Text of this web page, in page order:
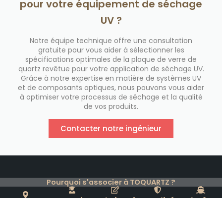
pour votre équipement de séchage
UV ?
Notre équipe technique offre une consultation
gratuite pour vous aider à sélectionner les
spécifications optimales de la plaque de verre de
quartz revêtue pour votre application de séchage UV.
Grâce à notre expertise en matière de systèmes UV
et de composants optiques, nous pouvons vous aider
à optimiser votre processus de séchage et la qualité
de vos produits.
Contacter notre ingénieur
Pourquoi s'associer à TOQUARTZ ?